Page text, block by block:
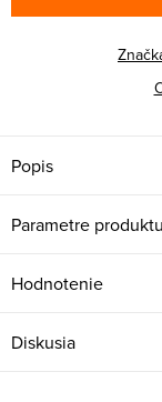
Popis
Parametre produktu
Hodnotenie
Diskusia